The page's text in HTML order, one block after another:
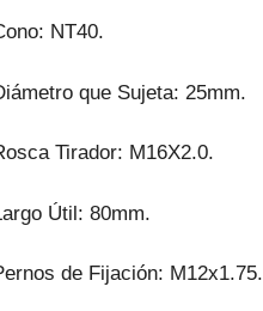
NT40.
que Sujeta: 25mm.
Tirador: M16X2.0.
Útil: 80mm.
de Fijación: M12x1.75.